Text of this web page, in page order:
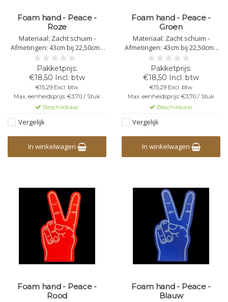
Foam hand - Peace -
Roze
Materiaal: Zacht schuim -
Afmetingen: 43cm bij 22,50cm -
Dikte: 4mm - Bedrukking
mogelijk - In specifieke situaties
moeten de foam handen
worden geïmpregneerd
€18,50 Incl. btw
€15,29 Excl. btw
Max. eenheidsprijs: €3,70 / Stuk
Beschikbaar
Vergelijk
In winkelwagen
Foam hand - Peace -
Groen
Materiaal: Zacht schuim -
Afmetingen: 43cm bij 22,50cm -
Dikte: 4mm - Bedrukking
mogelijk - In specifieke situaties
moeten de foam handen
worden geïmpregneerd
€18,50 Incl. btw
€15,29 Excl. btw
Max. eenheidsprijs: €3,70 / Stuk
Beschikbaar
Vergelijk
In winkelwagen
Foam hand - Peace -
Rood
Foam hand - Peace -
Blauw